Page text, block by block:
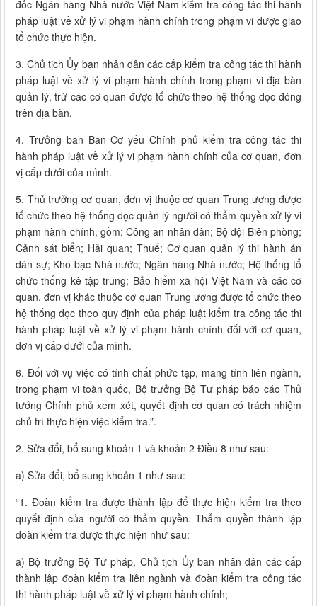
đốc Ngân hàng Nhà nước Việt Nam kiểm tra công tác thi hành
pháp luật về xử lý vi phạm hành chính trong phạm vi được giao
tổ chức thực hiện.
3. Chủ tịch Ủy ban nhân dân các cấp kiểm tra công tác thi hành
pháp luật về xử lý vi phạm hành chính trong phạm vi địa bàn
quản lý, trừ các cơ quan được tổ chức theo hệ thống dọc đóng
trên địa bàn.
4. Trưởng ban Ban Cơ yếu Chính phủ kiểm tra công tác thi
hành pháp luật về xử lý vi phạm hành chính của cơ quan, đơn
vị cấp dưới của mình.
5. Thủ trưởng cơ quan, đơn vị thuộc cơ quan Trung ương được
tổ chức theo hệ thống dọc quản lý người có thẩm quyền xử lý vi
phạm hành chính, gồm: Công an nhân dân; Bộ đội Biên phòng;
Cảnh sát biển; Hải quan; Thuế; Cơ quan quản lý thi hành án
dân sự; Kho bạc Nhà nước; Ngân hàng Nhà nước; Hệ thống tổ
chức thống kê tập trung; Bảo hiểm xã hội Việt Nam và các cơ
quan, đơn vị khác thuộc cơ quan Trung ương được tổ chức theo
hệ thống dọc theo quy định của pháp luật kiểm tra công tác thi
hành pháp luật về xử lý vi phạm hành chính đối với cơ quan,
đơn vị cấp dưới của mình.
6. Đối với vụ việc có tính chất phức tạp, mang tính liên ngành,
trong phạm vi toàn quốc, Bộ trưởng Bộ Tư pháp báo cáo Thủ
tướng Chính phủ xem xét, quyết định cơ quan có trách nhiệm
chủ trì thực hiện việc kiểm tra.”.
2. Sửa đổi, bổ sung khoản 1 và khoản 2 Điều 8 như sau:
a) Sửa đổi, bổ sung khoản 1 như sau:
“1. Đoàn kiểm tra được thành lập để thực hiện kiểm tra theo
quyết định của người có thẩm quyền. Thẩm quyền thành lập
đoàn kiểm tra được thực hiện như sau:
a) Bộ trưởng Bộ Tư pháp, Chủ tịch Ủy ban nhân dân các cấp
thành lập đoàn kiểm tra liên ngành và đoàn kiểm tra công tác
thi hành pháp luật về xử lý vi phạm hành chính;